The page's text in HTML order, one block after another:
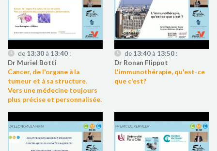
de 13:30 à 13:40 :
Dr Muriel Botti
Cancer, de l'organe à la
tumeur et à sa structure.
Vers une médecine toujours
plus précise et personnalisée.
de 13:40 à 13:50 :
Dr Ronan Flippot
L'immunothérapie, qu'est-ce
que c'est?